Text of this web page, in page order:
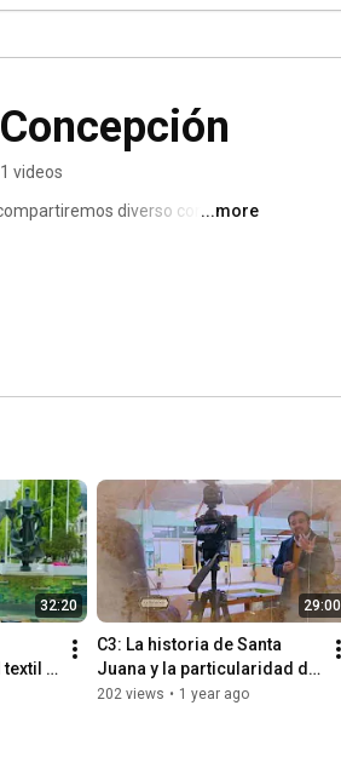
videos
diverso contenido
...more
32:20
y
29:00
C3: La historia de Santa
Juana y la particularidad de
su nombre
202 views • 1 year ago